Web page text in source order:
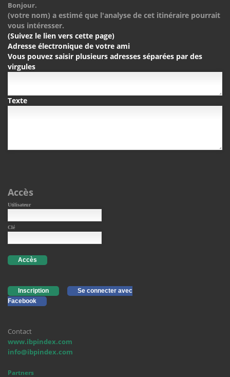
Bonjour.
(votre nom) a estimé que l'analyse de cet itinéraire pourrait
vous intéresser.
(Suivez le lien vers cette page)
Adresse électronique de votre ami
Vous pouvez saisir plusieurs adresses séparées par des
virgules
Texte
Accès
Utilisateur
Clé
Accès
Inscription
Se connecter avec
Facebook
Contact
www.ibpindex.com
info@ibpindex.com
Partners